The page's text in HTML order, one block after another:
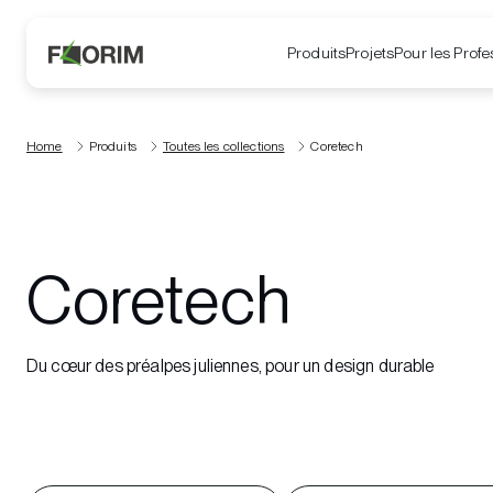
ProduitsProjetsPour les
Home Produits Toutes les collections Coretech
Coretech
Du cœur des préalpes juliennes, pour un design durable